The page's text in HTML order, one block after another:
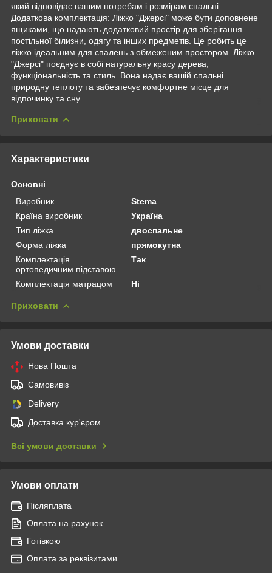
який відповідає вашим потребам і розмірам спальні.
Додаткова комплектація: Ліжко "Джерсі" може бути доповнене
ящиками, що надають додатковий простір для зберігання
постільної білизни, одягу та інших предметів. Це робить це
ліжко ідеальним для спалень з обмеженим простором. Ліжко
"Джерсі" поєднує в собі натуральну красу дерева,
функціональність та стиль. Вона надає вашій спальні
природну теплоту та забезпечує комфортне місце для
відпочинку та сну.
Приховати
Характеристики
Основні
Виробник
Stema
Країна виробник
Україна
Тип ліжка
двоспальне
Форма ліжка
прямокутна
Комплектація
ортопедичним підставою
Так
Комплектація матрацом Ні
Приховати
Умови доставки
Нова Пошта
Самовивіз
Delivery
Доставка кур'єром
Всі умови доставки
Умови оплати
Післяплата
Оплата на рахунок
Готівкою
Оплата за реквізитами